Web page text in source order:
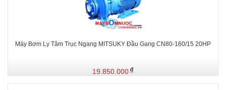
Máy Bơm Ly Tâm Trục Ngang MITSUKY Đầu Gang CN80-160/15 20HP
19.850.000